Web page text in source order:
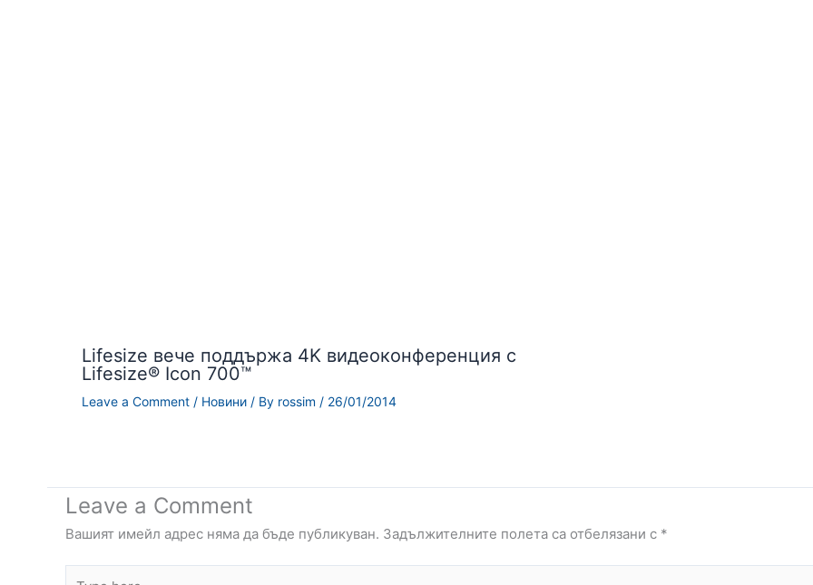
Lifesize вече поддържа 4K видеоконференция с
Lifesize® Icon 700™
Leave a Comment / Новини/ By rossim / 26/01/2014
Leave a Comment
Вашият имейл адрес няма да бъде публикуван. Задължителните полета са отбелязани с *